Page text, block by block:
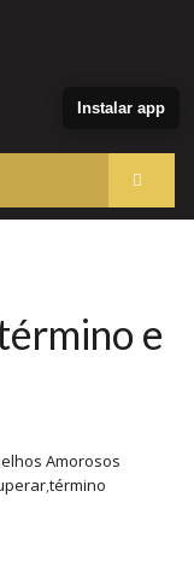
e
Amorosos
,término
Instalar app